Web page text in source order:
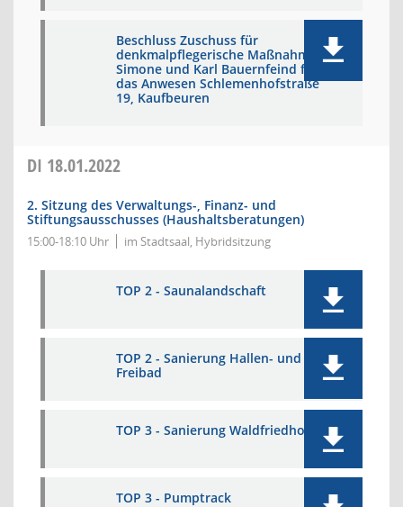
Beschluss Zuschuss für
denkmalpflegerische Maßnahmen;
Simone und Karl Bauernfeind für
das Anwesen Schlemenhofstraße
19, Kaufbeuren
DI 18.01.2022
2. Sitzung des Verwaltungs-, Finanz- und
Stiftungsausschusses (Haushaltsberatungen)
15:00-18:10 Uhr im Stadtsaal, Hybridsitzung
TOP 2 - Saunalandschaft
TOP 2 - Sanierung Hallen- und
Freibad
TOP 3 - Sanierung Waldfriedhof
TOP 3 - Pumptrack